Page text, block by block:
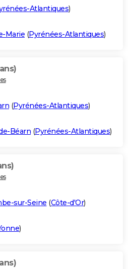
Atlantiques)
Marie (Pyrénées-Atlantiques)
(Pyrénées-Atlantiques)
Béarn (Pyrénées-Atlantiques)
sur-Seine (Côte-d'Or)
)